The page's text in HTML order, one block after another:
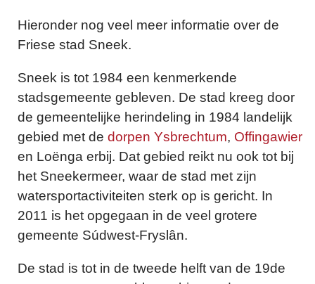
Hieronder nog veel meer informatie over de
Friese stad Sneek.
Sneek is tot 1984 een kenmerkende
stadsgemeente gebleven. De stad kreeg door
de gemeentelijke herindeling in 1984 landelijk
gebied met de dorpen Ysbrechtum, Offingawier
en Loënga erbij. Dat gebied reikt nu ook tot bij
het Sneekermeer, waar de stad met zijn
watersportactiviteiten sterk op is gericht. In
2011 is het opgegaan in de veel grotere
gemeente Súdwest-Fryslân.
De stad is tot in de tweede helft van de 19de